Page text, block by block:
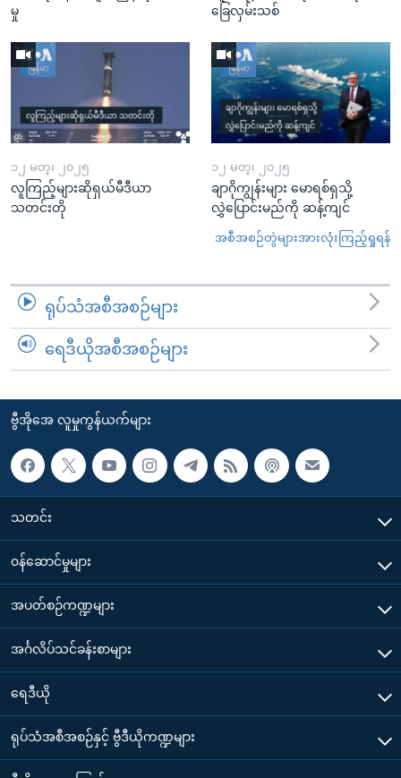
မှု
ခြေလှမ်းသစ်
၁၂ မတ္၊ ၂၀၂၅
လူကြည့်များဆိုရှယ်မီဒီယာ
သတင်းတို
၁၂ မတ္၊ ၂၀၂၅
ချာဂိုကျွန်းများ မောရစ်ရှသို့
လွှဲပြောင်းမည်ကို ဆန့်ကျင်
အစီအစဉ်တွဲများအားလုံးကြည့်ရှုရန်
ရုပ်သံအစီအစဉ်များ
ရေဒီယိုအစီအစဉ်များ
ဗွီအိုအေ လူမှုကွန်ယက်များ
သတင်း
၀န်ဆောင်မှုများ
အပတ်စဉ်ကဏ္ဍများ
အင်္ဂလိပ်သင်ခန်းစာများ
ရေဒီယို
ရုပ်သံအစီအစဉ်နှင့် ဗွီဒီယိုကဏ္ဍများ